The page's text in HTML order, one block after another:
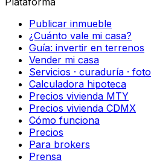
Publicar inmueble
¿Cuánto vale mi casa?
Guía: invertir en terrenos
Vender mi casa
Servicios · curaduría · foto
Calculadora hipoteca
Precios vivienda MTY
Precios vivienda CDMX
Cómo funciona
Precios
Para brokers
Prensa